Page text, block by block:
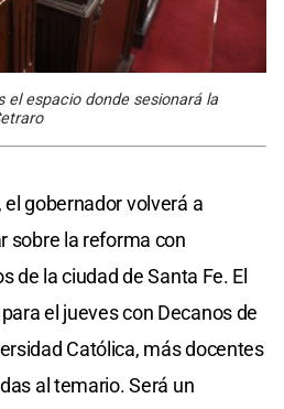
el espacio donde sesionará la
gobernador volverá a
sobre la reforma con
de la ciudad de Santa Fe. El
el jueves con Decanos de
Católica, más docentes
al temario. Será un